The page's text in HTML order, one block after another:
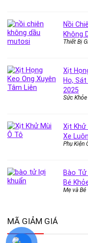
Nồi
Không
Thiết Bị
Xịt
Ho,
2025
Sức Khỏe
Xịt Khử
Xe
Phụ Kiện
Bào
Bé
Mẹ và Bé
MÃ GIẢM GIÁ